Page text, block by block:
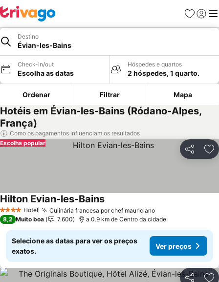
Favoritos
Iniciar
Destino
Évian-les-Bains
Check-in/out
Escolha as datas
Hóspedes e quartos
2 hóspedes, 1 quarto.
Ordenar Filtrar Mapa
Hotéis em Évian-les-Bains (Ródano-Alpes,
França)
Como os pagamentos influenciam os resultados
Partilhar
Escolha popular
4 EstrelasHotel Culinária francesa por chef mauriciano
Hilton Evian-les-Bains
8,2 Muito boa 7.600 a 0.9 km de Centro da cidade
Selecione as datas para ver os preços
exatos.
Ver preços